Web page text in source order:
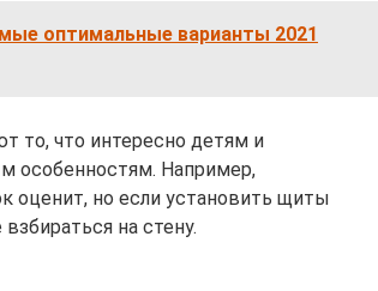
оптимальные варианты 2021
то, что интересно детям и
особенностям. Например,
оценит, но если установить щиты
на стену.